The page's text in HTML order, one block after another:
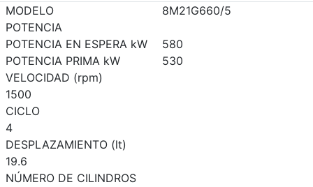
MODELO
8M21G660/5
POTENCIA
POTENCIA EN ESPERA kW
580
POTENCIA PRIMA kW
530
VELOCIDAD (rpm)
1500
CICLO
4
DESPLAZAMIENTO (lt)
19.6
NÚMERO DE CILINDROS